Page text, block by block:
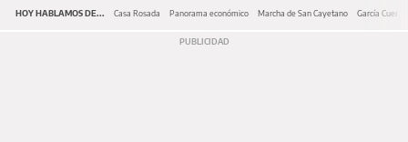
HOY HABLAMOS DE... Casa Rosada Panorama económico Marcha de San Cayetano García Cuerva